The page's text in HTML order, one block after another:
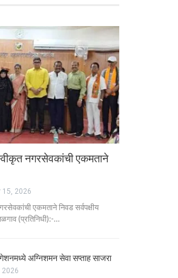
नगरसेवकांची एकमताने
15, 2026
एकमताने निवड सर्वपक्षीय
(प्रतिनिधी):-…
अग्निशमन सेवा सप्ताह साजरा
2026